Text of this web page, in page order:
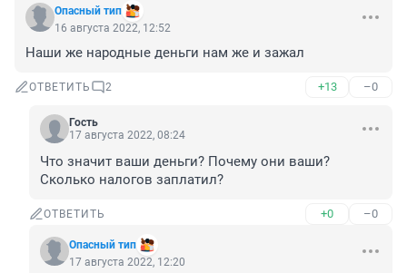
Опасный тип
16 августа 2022, 12:52
Наши же народные деньги нам же и зажал
ОТВЕТИТЬ 2 +13 –0
Гость
17 августа 2022, 08:24
Что значит ваши деньги? Почему они ваши?
Сколько налогов заплатил?
ОТВЕТИТЬ +0 –0
Опасный тип
17 августа 2022, 12:20